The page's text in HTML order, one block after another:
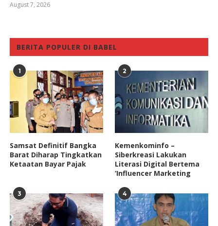
August 7, 2026
BERITA POPULER DI BABEL
1
Samsat Definitif Bangka
Barat Diharap Tingkatkan
Ketaatan Bayar Pajak
2
Kemenkominfo –
Siberkreasi Lakukan
Literasi Digital Bertema
‘Influencer Marketing
3 4